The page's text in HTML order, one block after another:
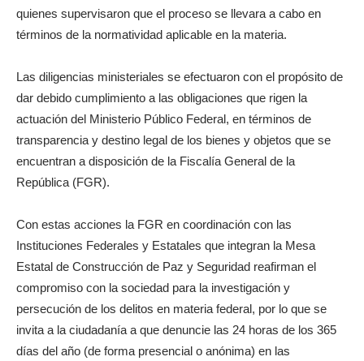
quienes supervisaron que el proceso se llevara a cabo en
términos de la normatividad aplicable en la materia.
Las diligencias ministeriales se efectuaron con el propósito de
dar debido cumplimiento a las obligaciones que rigen la
actuación del Ministerio Público Federal, en términos de
transparencia y destino legal de los bienes y objetos que se
encuentran a disposición de la Fiscalía General de la
República (FGR).
Con estas acciones la FGR en coordinación con las
Instituciones Federales y Estatales que integran la Mesa
Estatal de Construcción de Paz y Seguridad reafirman el
compromiso con la sociedad para la investigación y
persecución de los delitos en materia federal, por lo que se
invita a la ciudadanía a que denuncie las 24 horas de los 365
días del año (de forma presencial o anónima) en las